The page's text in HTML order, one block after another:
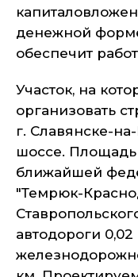
денежной
обеспечит
Участок, на
организовать
г. Славянске-
шоссе. Площадь
ближайшей
"Темрюк-
автодороги